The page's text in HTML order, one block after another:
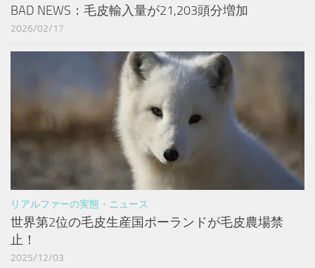
BAD NEWS：毛皮輸入量が21,203頭分増加
2026/02/17
リアルファーの実態・ニュース
世界第2位の毛皮生産国ポーランドが毛皮農場禁
止！
2025/12/03